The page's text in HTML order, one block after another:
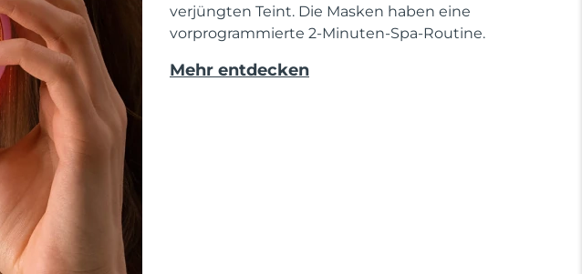
verjüngten Teint. Die Masken haben eine
vorprogrammierte 2-Minuten-Spa-Routine.
Mehr entdecken